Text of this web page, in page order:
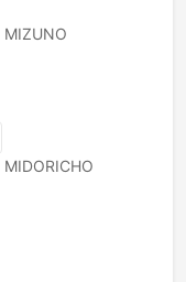
MIZUNO
MIDORICHO